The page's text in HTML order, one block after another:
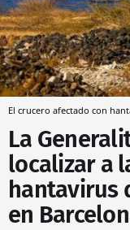
El crucero afectado con
La
localizar a
hantavirus
en